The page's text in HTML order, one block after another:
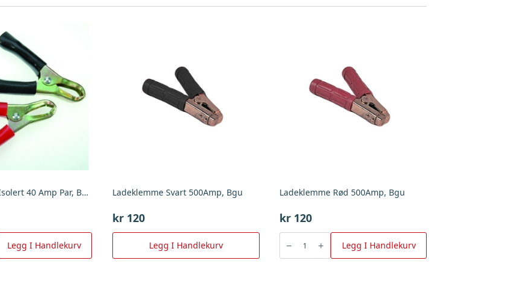
Ladeklemme Isolert 40 Amp Par, BGU
Legg I Handlekurv
Ladeklemme Svart 500Amp, Bgu
kr120
Legg I Handlekurv
Ladeklemme Rød 500Amp, Bgu
kr 120
Ladeklemme
500Amp,
Bgu
Legg I Handlekurv